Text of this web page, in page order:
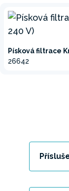
Písková filtrace
26642